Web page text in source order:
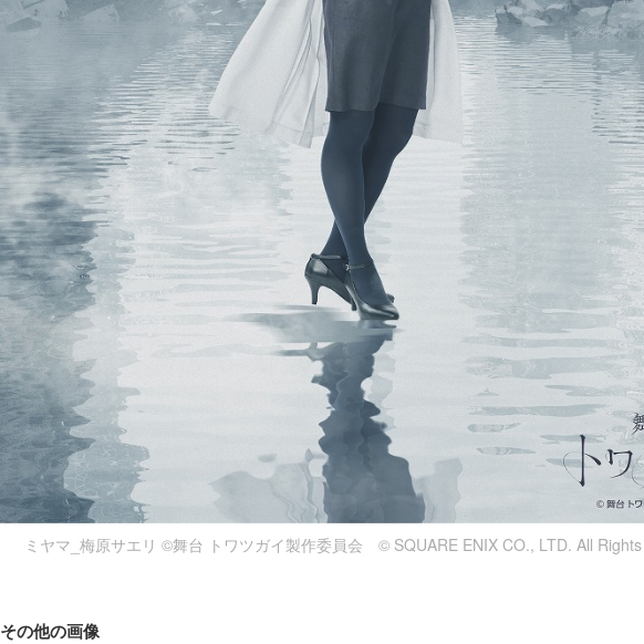
ミヤマ_梅原サエリ ©舞台 トワツガイ製作委員会 © SQUARE ENIX CO., LTD. All
その他の画像